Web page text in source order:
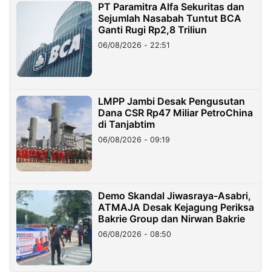
PT Paramitra Alfa Sekuritas dan
Sejumlah Nasabah Tuntut BCA
Ganti Rugi Rp2,8 Triliun
06/08/2026 - 22:51
LMPP Jambi Desak Pengusutan
Dana CSR Rp47 Miliar PetroChina
di Tanjabtim
06/08/2026 - 09:19
Demo Skandal Jiwasraya-Asabri,
ATMAJA Desak Kejagung Periksa
Bakrie Group dan Nirwan Bakrie
06/08/2026 - 08:50